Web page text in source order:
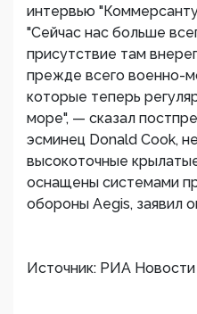
интервью
"Сейчас нас больше
присутствие там
прежде всего военно-
которые теперь
море", — сказал
эсминец Donald Cook,
высокоточные
оснащены системами
обороны Aegis, заявил
Источник: РИА Новости